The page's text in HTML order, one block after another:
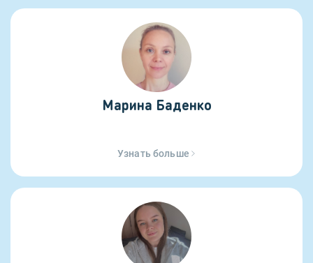
Марина Баденко
Узнать больше